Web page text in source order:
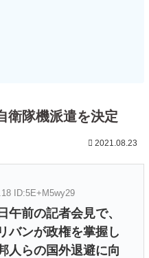
衛隊機派遣を決定
2021.08.23
ID:5E+M5wy29
午前の記者会見で、
バンが政権を掌握し
人らの国外退避に向